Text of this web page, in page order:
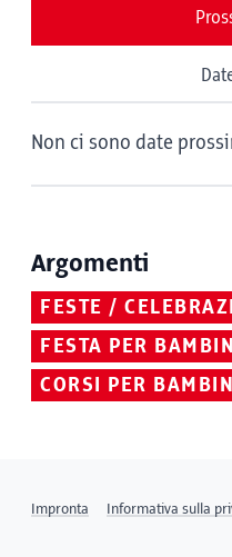
Non ci sono date
Argomenti
FESTE /
FESTA PER BAMBINI
CORSI PER
Impronta Informativa sulla